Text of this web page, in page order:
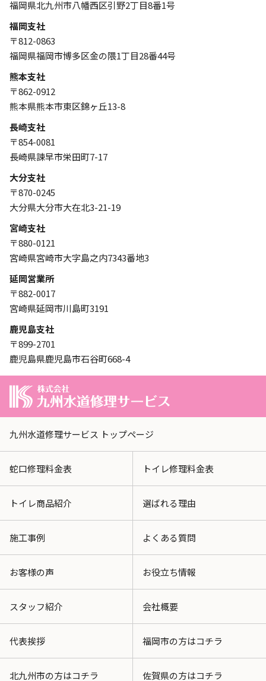
福岡県北九州市八幡西区引野2丁目8番1号
福岡支社
〒812-0863
福岡県福岡市博多区金の隈1丁目28番44号
熊本支社
〒862-0912
熊本県熊本市東区錦ヶ丘13-8
長崎支社
〒854-0081
長崎県諫早市栄田町7-17
大分支社
〒870-0245
大分県大分市大在北3-21-19
宮崎支社
〒880-0121
宮崎県宮崎市大字島之内7343番地3
延岡営業所
〒882-0017
宮崎県延岡市川島町3191
鹿児島支社
〒899-2701
鹿児島県鹿児島市石谷町668-4
九州水道修理サービス トップページ
蛇口修理料金表 トイレ修理料金表
トイレ商品紹介 選ばれる理由
施工事例 よくある質問
お客様の声 お役立ち情報
スタッフ紹介 会社概要
代表挨拶 福岡市の方はコチラ
北九州市の方はコチラ 佐賀県の方はコチラ